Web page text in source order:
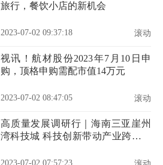
旅行，餐饮小店的新机会
2023-07-02 09:37:18 滚动
视讯！航材股份2023年7月10日申
购，顶格申购需配市值14万元
2023-07-02 08:47:05 滚动
高质量发展调研行｜海南三亚崖州
湾科技城 科技创新带动产业跨越式
2023-07-02 07:57:23